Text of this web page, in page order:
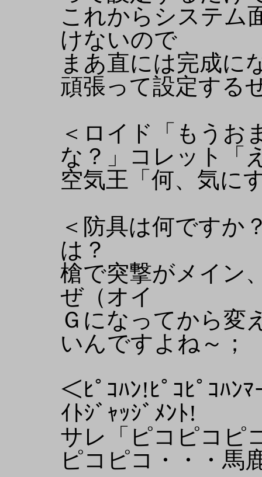
これからシステム
けないので
まあ直には完成に
頑張って設定する
＜ロイド「もうお
な？」コレット「
空気王「何、気に
＜防具は何ですか
は？
槍で突撃がメイン
ぜ（オイ
Ｇになってから変
いんですよね～；
＜ﾋﾟｺﾊﾝ!ﾋﾟｺﾋﾟｺﾊﾝ
ｲﾄｼﾞｬｯｼﾞﾒﾝﾄ!
サレ「ピコピコピ
ピコピコ・・・馬